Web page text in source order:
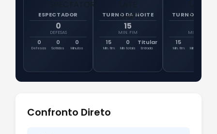
ESPECTADOR
0
DEFESAS
0
Defesas
0
Sofridos
0
Minutos
TURNO DA NOITE
15
MIN. FIM
15
Min. fim
0
Min totais
Titular
Entrada
TURNO DA
MIN. FIM
15
Min. fim Min totais
Confronto Direto